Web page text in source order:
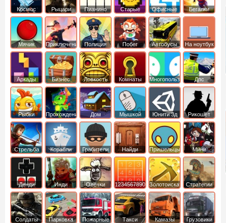
Космос Рыцари Пианино Старые Офисные Бегалки
Мячик Приключения Полиция Побег Автобусы На ноутбук
Аркады
Бизнес
симуляторы
Ловкость Комнаты Многопользовательские
Дпс
Рыбки Прохождение Дом Мышкой Юнити 3д Рикошет
Cтрельба
из лука
Корабли Грабители
Найди
выход
Пришельцы Мини
Денди Инди
Овечки
идут домой
1234567890 ЗолотоискательСтратегии
Солдаты
Парковка
Пожарные
Такси Камазы Грузовики